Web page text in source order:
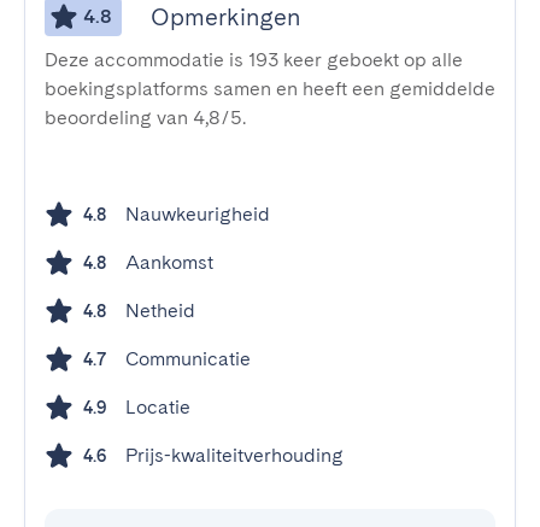
4.8 Opmerkingen
Deze accommodatie is 193 keer geboekt op alle
boekingsplatforms samen en heeft een gemiddelde
beoordeling van 4,8/5.
4.8 Nauwkeurigheid
4.8 Aankomst
4.8 Netheid
4.7 Communicatie
4.9 Locatie
4.6 Prijs-kwaliteitverhouding